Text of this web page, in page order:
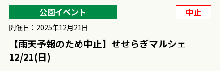
公園イベント 中止
開催日：2025年12月21日
【雨天予報のため中止】せせらぎマルシェ
12/21(日)